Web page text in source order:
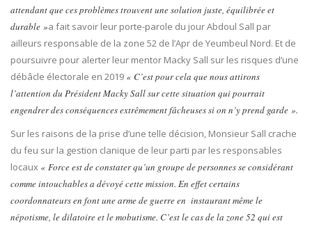
attendant que ces problèmes trouvent une solution juste, équilibrée et
durable »a fait savoir leur porte-parole du jour Abdoul Sall par
ailleurs responsable de la zone 52 de l’Apr de Yeumbeul Nord. Et de
poursuivre pour alerter leur mentor Macky Sall sur les risques d’une
débâcle électorale en 2019 « C’est pour cela que nous attirons
l’attention du Président Macky Sall sur cette situation qui pourrait
engendrer des conséquences extrêmement fâcheuses si on n’y prend garde ».
Sur les raisons de la prise d’une telle décision, Monsieur Sall crache
du feu sur la gestion clanique de leur parti par les responsables
locaux « Force est de constater qu’un groupe de personnes se considérant
comme intouchables a dévoyé cette mission. En effet certains
coordonnateurs en font une arme de guerre en instaurant même le
népotisme, le dilatoire et le mobutisme. C’est le cas de la zone 52 qui est